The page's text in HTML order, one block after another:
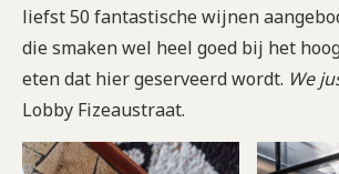
liefst 50 fantastische wijnen
die smaken wel heel goed bij het
eten dat hier geserveerd wordt. We
Lobby Fizeaustraat.